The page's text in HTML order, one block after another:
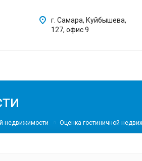
г. Самара, Куйбышева,
127, офис 9
недвижимости Оценка гостиничной